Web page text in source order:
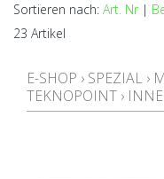
Sortieren nach: Art. Nr |
23 Artikel
E-SHOP › SPEZIAL ›
TEKNOPOINT ›